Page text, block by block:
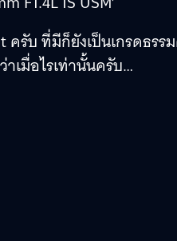
ครับ ที่มีก็ยังเป็นเกรดธรร
เมื่อไรเท่านั้นครับ…